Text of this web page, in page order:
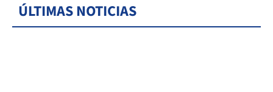
ÚLTIMAS NOTICIAS